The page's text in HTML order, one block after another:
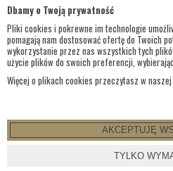
Dbamy o Twoją prywatność
Pliki cookies i pokrewne im technologie
pomagają nam dostosować ofertę do Twoich
wykorzystanie przez nas wszystkich tych
użycie plików do swoich preferencji,
Więcej o plikach cookies przeczytasz w naszej
AKCEPTUJĘ
TYLKO
INFORMACJE KONTAKTOWE